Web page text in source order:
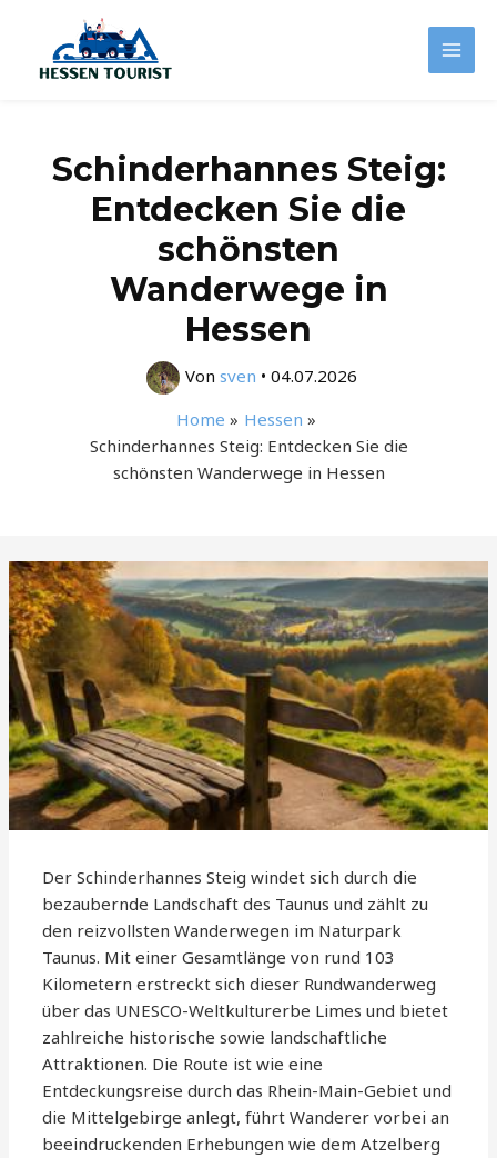
springen
Main
Schinderhannes Steig:
Entdecken Sie die
schönsten
Wanderwege in
Hessen
Von sven • 04.07.2026
Home
Hessen
Schinderhannes Steig: Entdecken Sie die
schönsten Wanderwege in Hessen
Der Schinderhannes Steig windet sich durch die
bezaubernde Landschaft des Taunus und zählt zu
den reizvollsten Wanderwegen im Naturpark
Taunus. Mit einer Gesamtlänge von rund 103
Kilometern erstreckt sich dieser Rundwanderweg
über das UNESCO-Weltkulturerbe Limes und bietet
zahlreiche historische sowie landschaftliche
Attraktionen. Die Route ist wie eine
Entdeckungsreise durch das Rhein-Main-Gebiet und
die Mittelgebirge anlegt, führt Wanderer vorbei an
beeindruckenden Erhebungen wie dem Atzelberg